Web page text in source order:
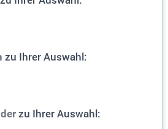
zu Ihrer Auswahl:
zu Ihrer Auswahl: